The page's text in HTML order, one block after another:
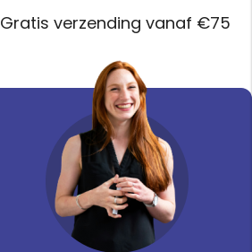
Gratis verzending vanaf €75